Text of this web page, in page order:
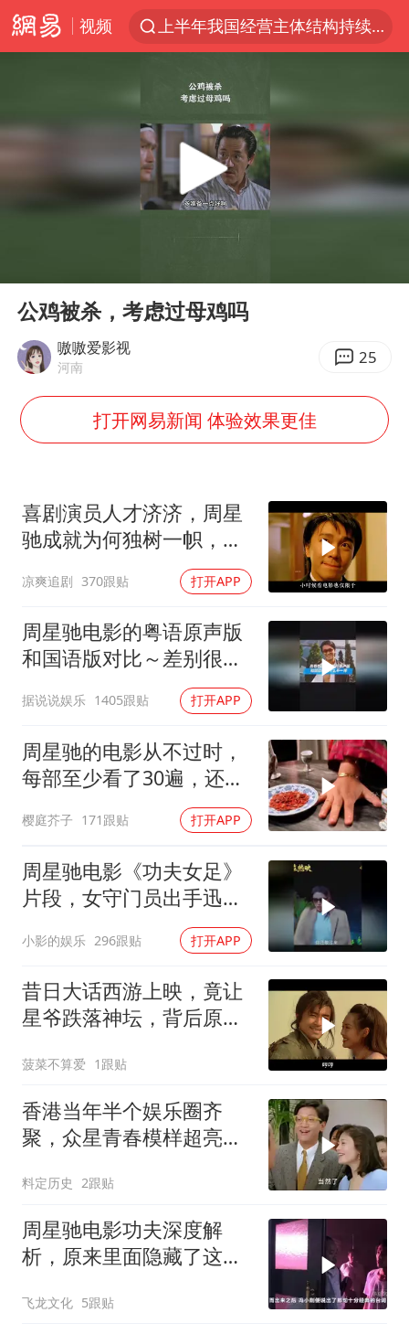
视频
上半年我国经营主体结构持续优化
《披荆斩棘2026》阵容官宣
中国第1高楼阻尼器摆动明显
上海有出现龙卷潜势
以军士兵把枪口对准中国记者
笔试第一被劝弃考涉事副校长被撤职
男子被沙蜇蜇伤5小时后呼吸困难
挡“张雪机车”民进党当局怕什么
灌溉水坝被隔成鱼塘 村民投诉20余年
奋力开创中国式现代化建设新局面
Play
公鸡被杀，考虑过母鸡吗
嗷嗷爱影视
河南 25
打开网易新闻 体验效果更佳
喜剧演员人才济济，周星
驰成就为何独树一帜，他
凉爽追剧 370跟贴 打开APP
周星驰电影的粤语原声版
和国语版对比～差别很
大！讲粤语的星爷才是他
自己！
据说说娱乐 1405跟贴 打开APP
周星驰的电影从不过时，
每部至少看了30遍，还是
樱庭芥子 171跟贴 打开APP
周星驰电影《功夫女足》
片段，女守门员出手迅
猛，一次比一次搞笑
小影的娱乐 296跟贴 打开APP
昔日大话西游上映，竟让
星爷跌落神坛，背后原因
菠菜不算爱 1跟贴
香港当年半个娱乐圈齐
聚，众星青春模样超亮
料定历史 2跟贴
周星驰电影功夫深度解
析，原来里面隐藏了这么
飞龙文化 5跟贴